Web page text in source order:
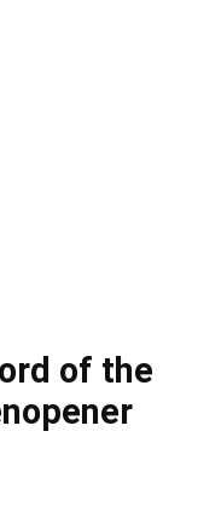
of the